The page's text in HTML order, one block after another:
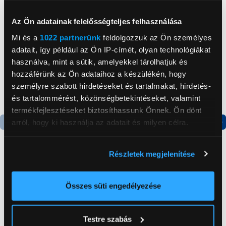
Az Ön adatainak felelősségteljes felhasználása
Mi és a 1022 partnerünk feldolgozzuk az Ön személyes
adatait, így például az Ön IP-címét, olyan technológiákat
használva, mint a sütik, amelyekkel tárolhatjuk és
hozzáférünk az Ön adataihoz a készülékén, hogy
személyre szabott hirdetéseket és tartalmakat, hirdetés-
és tartalommérést, közönségbetekintéseket, valamint
termékfejlesztéseket biztosíthassunk Önnek. Ön dönt
arról, hogy ki használja az adatait és milyen célra.
elhelyezkedéséről pár méteres pontossággal
Az Ön készülékén beazonosítása annak konkrét
módjairól és adja meg preferenciáit aRészletek
Részletek megjelenítése
Összes süti engedélyezése
Testre szabás
Gorenje NRS8182KX Side
by side hűtőszekrény
199 999 Ft
Gorenje N619EAXL4
Alulfagyasztós
kombinált hűtőszekrény
179 999 Ft